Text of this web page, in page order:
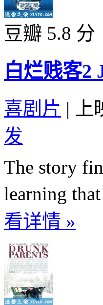
豆瓣 5.8 分
白烂贱客2
喜剧片 |
发
The story
learning
看详情 »